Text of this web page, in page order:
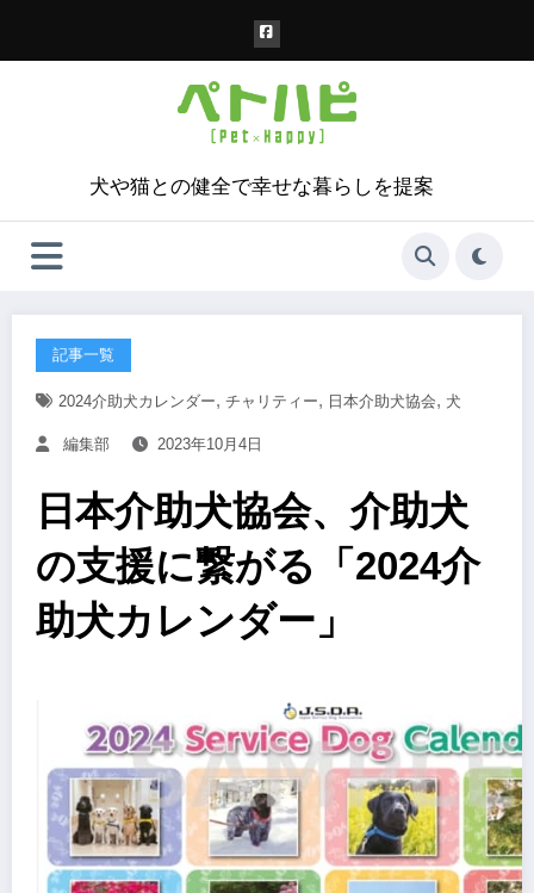
犬や猫との健全で幸せな暮らしを提案
記事一覧
2024介助犬カレンダー, チャリティー, 日本介助犬協会, 犬
編集部 2023年10月4日
日本介助犬協会、介助犬
の支援に繋がる「2024介
助犬カレンダー」